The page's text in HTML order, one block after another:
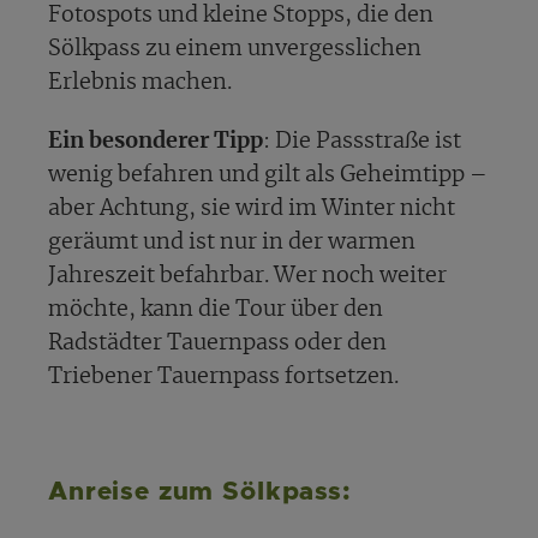
Fotospots und kleine Stopps, die den
Sölkpass zu einem unvergesslichen
Erlebnis machen.
Ein besonderer Tipp: Die Passstraße ist
wenig befahren und gilt als Geheimtipp –
aber Achtung, sie wird im Winter nicht
geräumt und ist nur in der warmen
Jahreszeit befahrbar. Wer noch weiter
möchte, kann die Tour über den
Radstädter Tauernpass oder den
Triebener Tauernpass fortsetzen.
Anreise zum Sölkpass: